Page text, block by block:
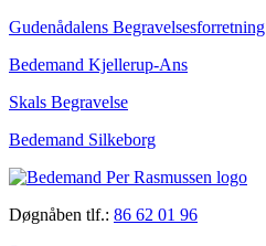
Gudenådalens Begravelsesforretning
Bedemand Kjellerup-Ans
Skals Begravelse
Bedemand Silkeborg
Døgnåben tlf.: 86 62 01 96